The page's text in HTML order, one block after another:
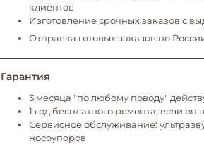
клиентов
Изготовление срочных заказов с
Отправка готовых заказов по
Гарантия
3 месяца "по любому поводу"
1 год бесплатного ремонта, если он
Сервисное обслуживание:
носоупоров